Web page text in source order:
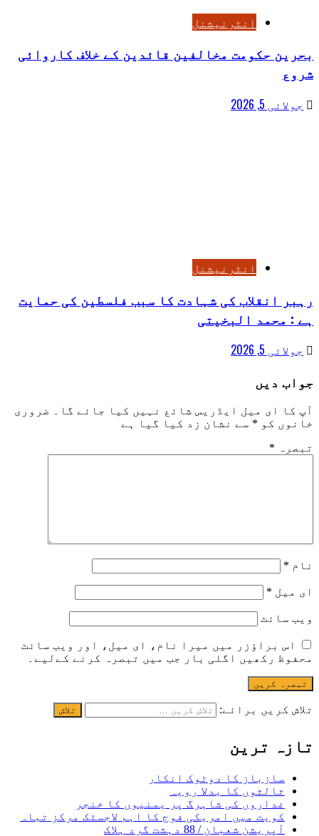
انٹرنیشنل
بحرین حکومت مخالفین قائدین کے خلاف کاروائی
شروع
جولائی 5, 2026
انٹرنیشنل
رہبر انقلاب کی شہادت کا سبب فلسطین کی حمایت
ہے : محمد البخیتی
جولائی 5, 2026
جواب دیں
آپ کا ای میل ایڈریس شائع نہیں کیا جائے گا۔
ضروری
خانوں کو * سے نشان زد کیا گیا ہے
تبصرہ *
نام *
ای میل *
ویب‌ سائٹ
اس براؤزر میں میرا نام، ای میل، اور ویب سائٹ
محفوظ رکھیں اگلی بار جب میں تبصرہ کرنے کےلیے۔
تلاش کریں برائے:
تازہ ترین
سازباز کا دوٹوک انکار
ثالثوں کا بدلا رویہ
غداروں کی شاہرگ پر یمنیوں کا خنجر
کویت میں امریکی فوج کا اہم لاجسٹک مرکز تباہ
آپریشن شعبان / 88 دہشت گرد ہلاک